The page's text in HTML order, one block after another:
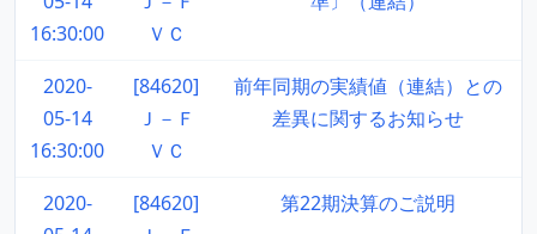
16:30:00
ＶＣ
2020-
05-14
16:30:00
[84620]
Ｊ－Ｆ
ＶＣ
前年同期の実績値（連結）との
差異に関するお知らせ
2020-
[84620]
第22期決算のご説明